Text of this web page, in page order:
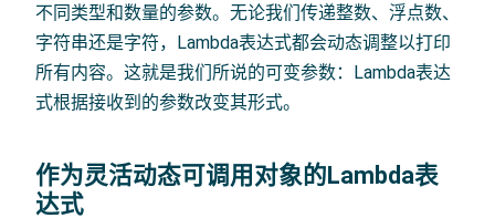
不同类型和数量的参数。无论我们传递整数、浮点数、
字符串还是字符，Lambda表达式都会动态调整以打印
所有内容。这就是我们所说的可变参数：Lambda表达
式根据接收到的参数改变其形式。
作为灵活动态可调用对象的Lambda表
达式